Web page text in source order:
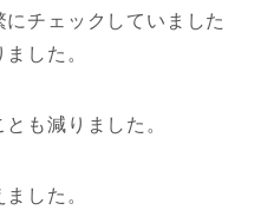
チェックしていました
した。
も減りました。
した。